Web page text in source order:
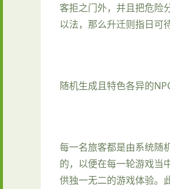
客拒之门外，并且把危险
以法，那么升迁则指日可待
随机生成且特色各异的
每一名旅客都是由系统随
的，以便在每一轮游戏当
供独一无二的游戏体验。